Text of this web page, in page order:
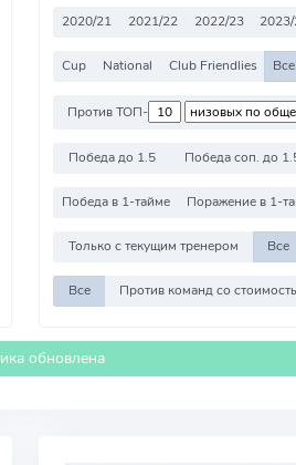
2020/21 2021/22 2022/23
Cup National Club Friendlies Все
Против ТОП-
Победа до 1.5 Победа соп. до
Победа в 1-тайме Поражение в 1-
Только с текущим тренером Все
Все
обновлена